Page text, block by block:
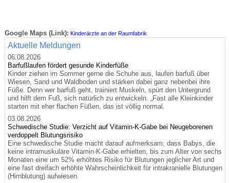
Google Maps (Link): Kinderärzte an der Raumfabrik
Aktuelle Meldungen
06.08.2026
Barfußlaufen fördert gesunde Kinderfüße
Kinder ziehen im Sommer gerne die Schuhe aus, laufen barfuß über
Wiesen, Sand und Waldboden und stärken dabei ganz nebenbei ihre
Füße. Denn wer barfuß geht, trainiert Muskeln, spürt den Untergrund
und hilft dem Fuß, sich natürlich zu entwickeln. „Fast alle Kleinkinder
starten mit eher flachen Füßen, das ist völlig normal.
03.08.2026
Schwedische Studie: Verzicht auf Vitamin-K-Gabe bei Neugeborenen
verdoppelt Blutungsrisiko
Eine schwedische Studie macht darauf aufmerksam, dass Babys, die
keine intramuskuläre Vitamin-K-Gabe erhielten, bis zum Alter von sechs
Monaten eine um 52% erhöhtes Risiko für Blutungen jeglicher Art und
eine fast dreifach erhöhte Wahrscheinlichkeit für intrakranielle Blutungen
(Hirnblutung) aufwiesen.